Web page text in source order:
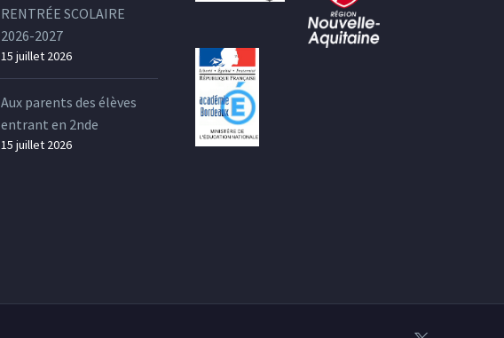
RENTRÉE SCOLAIRE
2026-2027
15 juillet 2026
Aux parents des élèves
entrant en 2nde
15 juillet 2026